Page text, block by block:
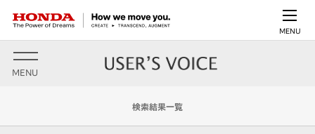
MENU
MENU
検索結果一覧